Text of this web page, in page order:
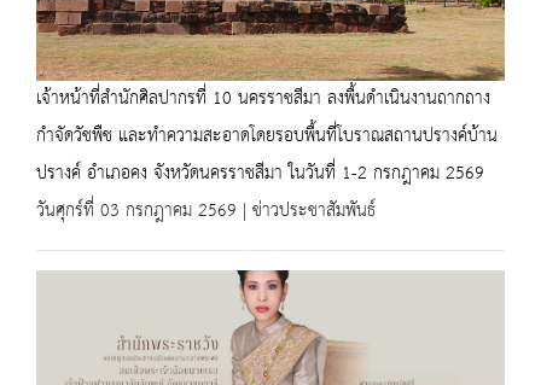
เจ้าหน้าที่สำนักศิลปากรที่ 10 นครราชสีมา ลงพื้นดำเนินงานถากถาง
กำจัดวัชพืช และทำความสะอาดโดยรอบพื้นที่โบราณสถานปรางค์บ้าน
ปรางค์ อำเภอคง จังหวัดนครราชสีมา ในวันที่ 1-2 กรกฎาคม 2569
วันศุกร์ที่ 03 กรกฎาคม 2569 | ข่าวประชาสัมพันธ์